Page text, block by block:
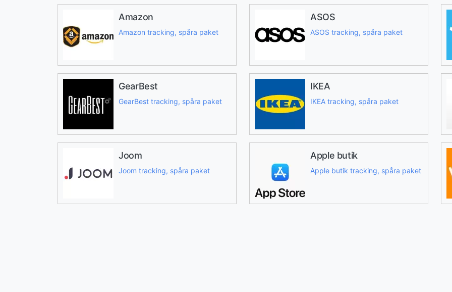
Amazon
Amazon tracking, spåra paket
ASOS
ASOS tracking, spåra paket
GearBest
GearBest tracking, spåra paket
IKEA
IKEA tracking, spåra paket
Joom
Joom tracking, spåra paket
Apple butik
Apple butik tracking, spåra paket